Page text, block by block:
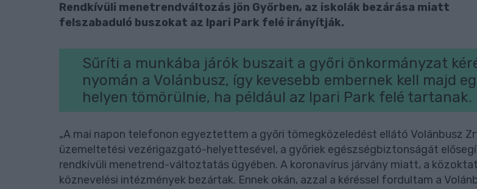
Rendkívüli menetrendváltozás jön Győrben, az iskolák bezárása miatt
felszabaduló buszokat az Ipari Park felé irányítják.
Sűríti a munkába járók buszait a győri önkormányzat
nyomán a Volánbusz, így kevesebb embernek kell majd
helyen tömörülnie, ha például az Ipari Park felé tartanak.
„A mai napon telefonon egyeztettem a győri tömegközeledést ellátó Volánbusz
üzemeltetési vezérigazgató-helyettesével, a győriek egészségbiztonságát
rendkívüli menetrend-változtatás ügyében. A koronavírus járvány miatt, a
köznevelési intézmények bezártak. Ennek okán, azzal a kéréssel fordultam a